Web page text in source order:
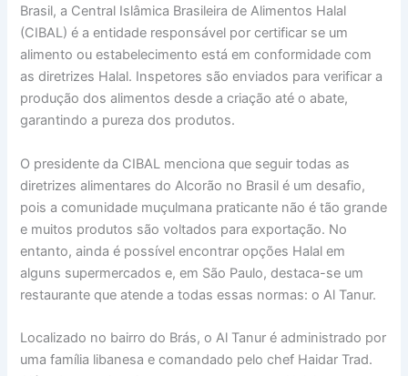
Brasil, a Central Islâmica Brasileira de Alimentos Halal
(CIBAL) é a entidade responsável por certificar se um
alimento ou estabelecimento está em conformidade com
as diretrizes Halal. Inspetores são enviados para verificar a
produção dos alimentos desde a criação até o abate,
garantindo a pureza dos produtos.
O presidente da CIBAL menciona que seguir todas as
diretrizes alimentares do Alcorão no Brasil é um desafio,
pois a comunidade muçulmana praticante não é tão grande
e muitos produtos são voltados para exportação. No
entanto, ainda é possível encontrar opções Halal em
alguns supermercados e, em São Paulo, destaca-se um
restaurante que atende a todas essas normas: o Al Tanur.
Localizado no bairro do Brás, o Al Tanur é administrado por
uma família libanesa e comandado pelo chef Haidar Trad.